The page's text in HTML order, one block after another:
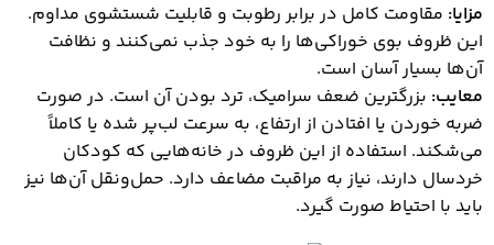
مزایا: مقاومت کامل در برابر رطوبت و قابلیت شستشوی مداوم.
این ظروف بوی خوراکی‌ها را به خود جذب نمی‌کنند و نظافت
آن‌ها بسیار آسان است.
معایب: بزرگترین ضعف سرامیک، ترد بودن آن است. در صورت
ضربه خوردن یا افتادن از ارتفاع، به سرعت لب‌پر شده یا کاملاً
می‌شکند. استفاده از این ظروف در خانه‌هایی که کودکان
خردسال دارند، نیاز به مراقبت مضاعف دارد. حمل‌ونقل آن‌ها نیز
باید با احتیاط صورت گیرد.